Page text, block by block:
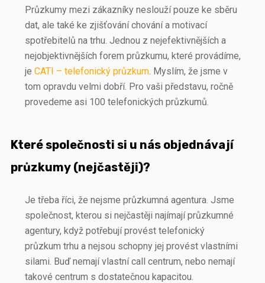
Průzkumy mezi zákazníky neslouží pouze ke sběru
dat, ale také ke zjišťování chování a motivací
spotřebitelů na trhu. Jednou z nejefektivnějších a
nejobjektivnějších forem průzkumu, které provádíme,
je CATI – telefonický průzkum. Myslím, že jsme v
tom opravdu velmi dobří. Pro vaši představu, ročně
provedeme asi 100 telefonických průzkumů.
Které společnosti si u nás objednávají
průzkumy (nejčastěji)?
Je třeba říci, že nejsme průzkumná agentura. Jsme
společnost, kterou si nejčastěji najímají průzkumné
agentury, když potřebují provést telefonický
průzkum trhu a nejsou schopny jej provést vlastními
silami. Buď nemají vlastní call centrum, nebo nemají
takové centrum s dostatečnou kapacitou.